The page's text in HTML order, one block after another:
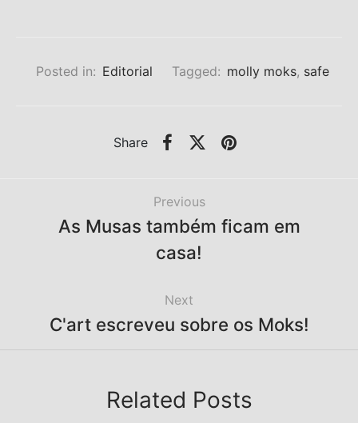
Posted in: Editorial Tagged: molly moks, safe
Share
Previous
As Musas também ficam em
casa!
Next
C'art escreveu sobre os Moks!
Related Posts